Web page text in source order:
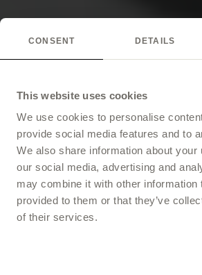
CONSENT DETAILS
This website uses cookies
We use cookies to personalise
provide social media features and to
We also share information about your
our social media, advertising and
may combine it with other information
provided to them or that they’ve
of their services.